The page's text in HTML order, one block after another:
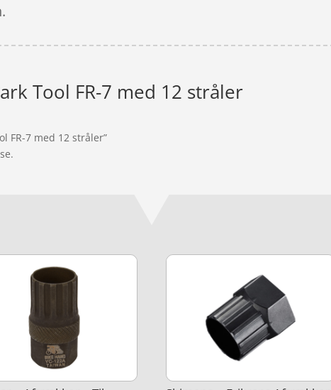
Tool FR-7 med 12 stråler
FR-7 med 12 stråler”